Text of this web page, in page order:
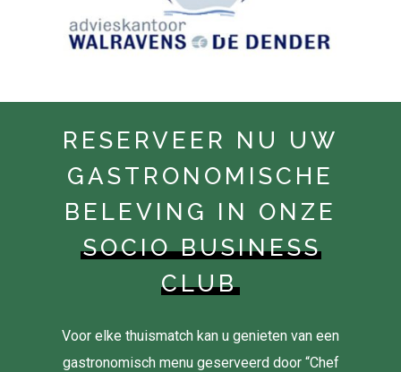
RESERVEER NU UW
GASTRONOMISCHE
BELEVING IN ONZE
SOCIO BUSINESS
CLUB
Voor elke thuismatch kan u genieten van een
gastronomisch menu geserveerd door “Chef